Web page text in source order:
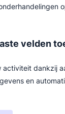
velden
activiteit dankzij
en